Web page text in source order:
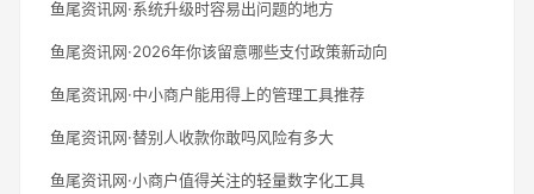
鱼尾资讯网·系统升级时容易出问题的地方
鱼尾资讯网·2026年你该留意哪些支付政策新动向
鱼尾资讯网·中小商户能用得上的管理工具推荐
鱼尾资讯网·替别人收款你敢吗风险有多大
鱼尾资讯网·小商户值得关注的轻量数字化工具